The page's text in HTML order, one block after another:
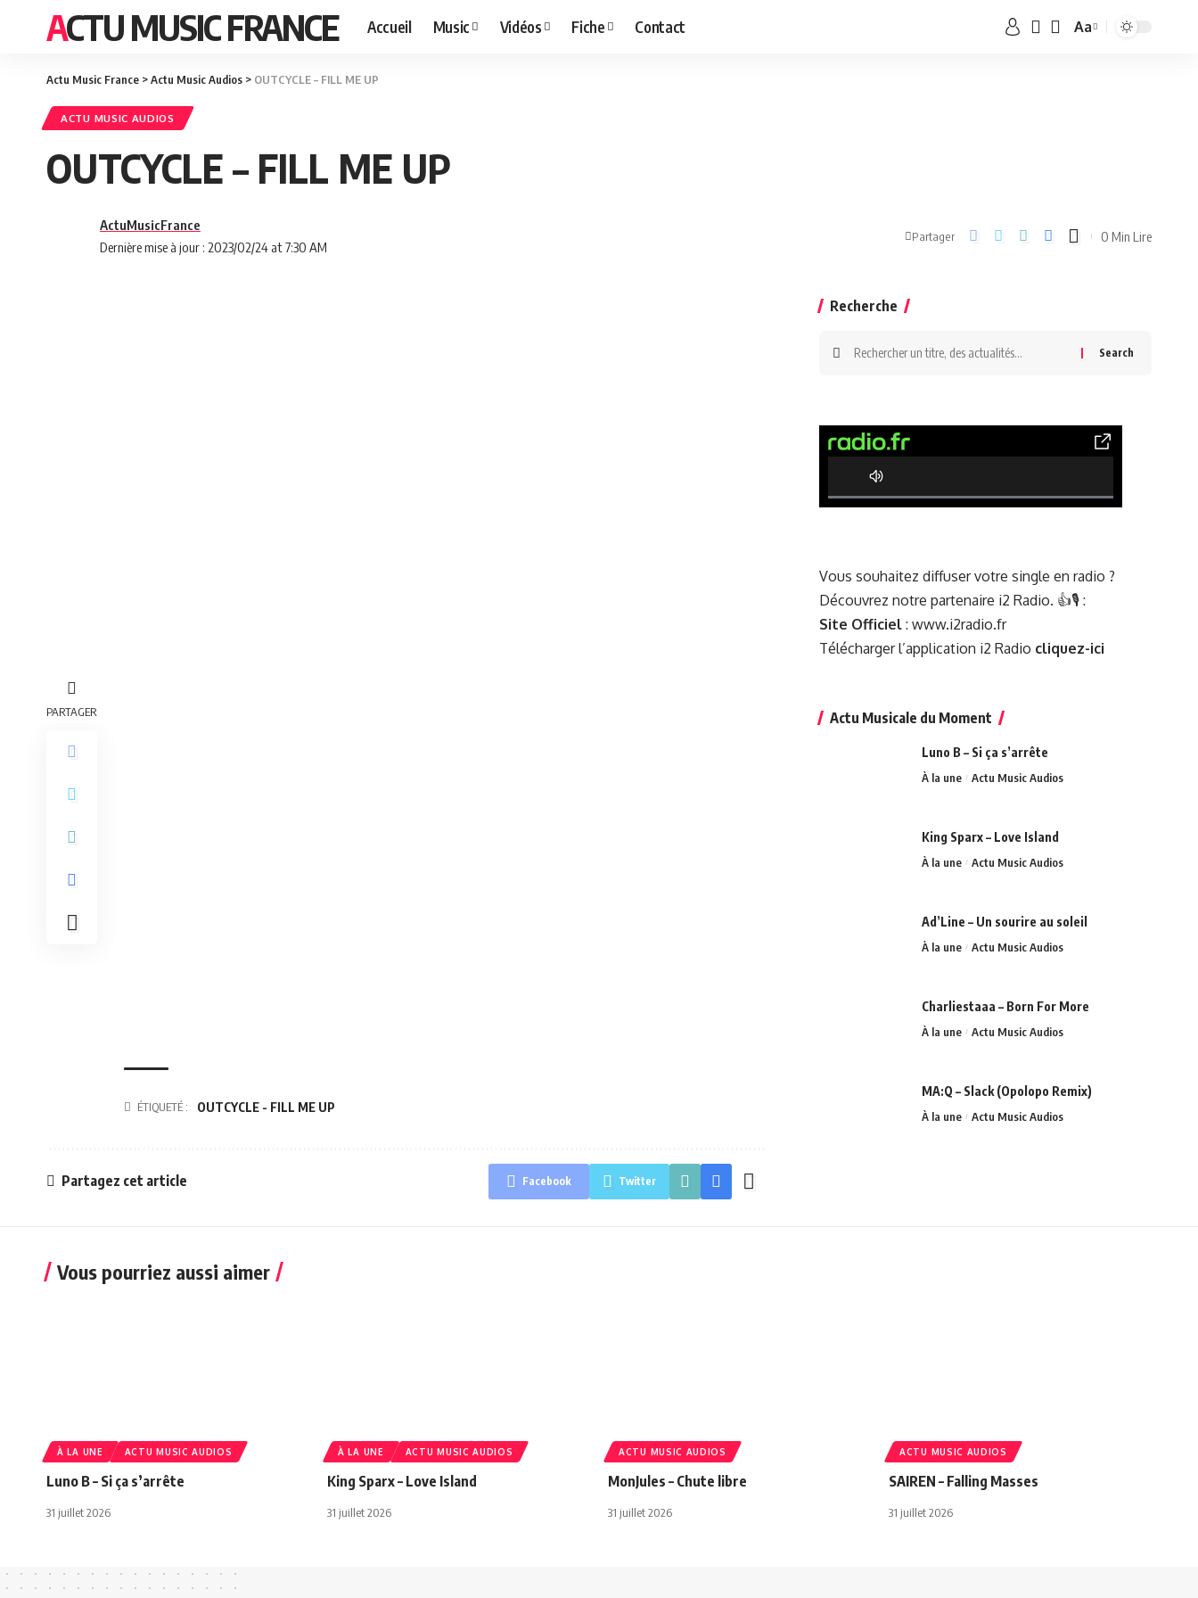
ACTU MUSIC FRANCE Accueil Music Vidéos Fiche Contact Aa
Actu Music France >Actu Music Audios > OUTCYCLE – FILL ME UP
ACTU MUSIC AUDIOS
OUTCYCLE – FILL ME UP
Dernière mise à jour : 2023/02/24 at 7:30 AM
ActuMusicFrance
Partager 0 Min Lire
PARTAGER
ÉTIQUETÉ : OUTCYCLE - FILL ME UP
Partagez cet article Facebook Twitter
Recherche
0% Complete
Vous souhaitez diffuser votre single en radio ?
Découvrez notre partenaire i2 Radio. 👍🎙️ :
Site Officiel: www.i2radio.fr
Télécharger l’application i2 Radio cliquez-ici
Actu Musicale du Moment
Luno B – Si ça s’arrête
À la une Actu Music Audios
King Sparx – Love Island
À la une Actu Music Audios
Ad’Line – Un sourire au soleil
À la une Actu Music Audios
Charliestaaa – Born For More
À la une Actu Music Audios
MA:Q – Slack (Opolopo Remix)
À la une Actu Music Audios
Vous pourriez aussi aimer
À LA UNE ACTU MUSIC AUDIOS
Luno B – Si ça s’arrête
31 juillet 2026
À LA UNE ACTU MUSIC AUDIOS
King Sparx – Love Island
31 juillet 2026
ACTU MUSIC AUDIOS
MonJules – Chute libre
31 juillet 2026
ACTU MUSIC AUDIOS
SAIREN – Falling Masses
31 juillet 2026